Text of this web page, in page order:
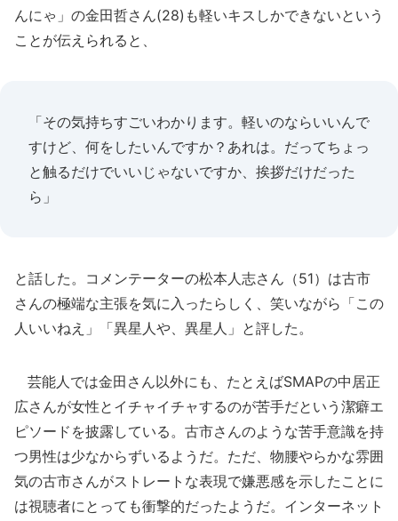
んにゃ」の金田哲さん(28)も軽いキスしかできないという
ことが伝えられると、
「その気持ちすごいわかります。軽いのならいいんで
すけど、何をしたいんですか？あれは。だってちょっ
と触るだけでいいじゃないですか、挨拶だけだった
ら」
と話した。コメンテーターの松本人志さん（51）は古市
さんの極端な主張を気に入ったらしく、笑いながら「この
人いいねえ」「異星人や、異星人」と評した。
芸能人では金田さん以外にも、たとえばSMAPの中居正
広さんが女性とイチャイチャするのが苦手だという潔癖エ
ピソードを披露している。古市さんのような苦手意識を持
つ男性は少なからずいるようだ。ただ、物腰やらかな雰囲
気の古市さんがストレートな表現で嫌悪感を示したことに
は視聴者にとっても衝撃的だったようだ。インターネット